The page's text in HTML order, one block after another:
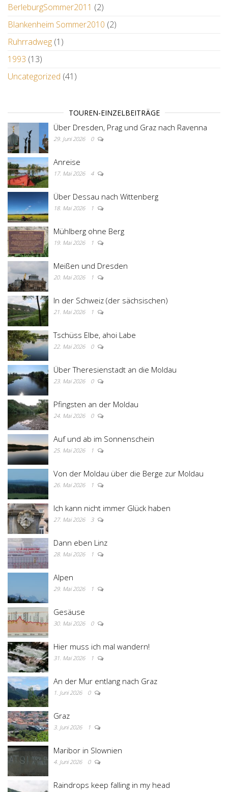
BerleburgSommer2011 (2)
Blankenheim Sommer2010 (2)
Ruhrradweg (1)
1993 (13)
Uncategorized (41)
TOUREN-EINZELBEITRÄGE
Über Dresden, Prag und Graz nach Ravenna
29. Juni 2026 0
Anreise
17. Mai 2026 4
Über Dessau nach Wittenberg
18. Mai 2026 1
Mühlberg ohne Berg
19. Mai 2026 1
Meißen und Dresden
20. Mai 2026 1
In der Schweiz (der sächsischen)
21. Mai 2026 1
Tschüss Elbe, ahoi Labe
22. Mai 2026 0
Über Theresienstadt an die Moldau
23. Mai 2026 0
Pfingsten an der Moldau
24. Mai 2026 0
Auf und ab im Sonnenschein
25. Mai 2026 1
Von der Moldau über die Berge zur Moldau
26. Mai 2026 1
Ich kann nicht immer Glück haben
27. Mai 2026 3
Dann eben Linz
28. Mai 2026 1
Alpen
29. Mai 2026 1
Gesäuse
30. Mai 2026 0
Hier muss ich mal wandern!
31. Mai 2026 1
An der Mur entlang nach Graz
1. Juni 2026 0
Graz
3. Juni 2026 1
Maribor in Slownien
4. Juni 2026 0
Raindrops keep falling in my head